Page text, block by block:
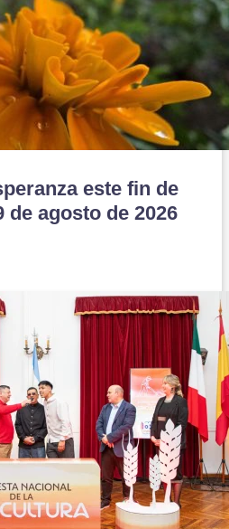
este fin de
de agosto de 2026